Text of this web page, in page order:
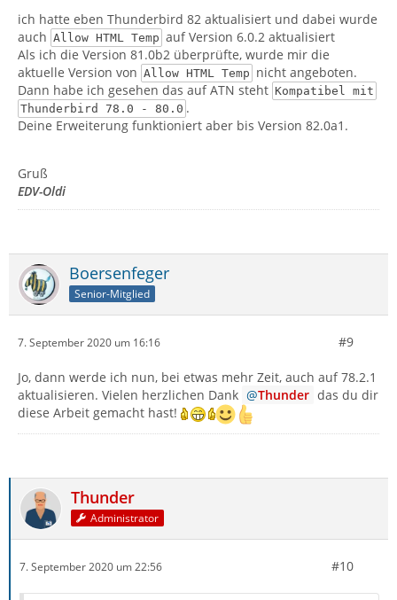
ich hatte eben Thunderbird 82 aktualisiert und dabei wurde
auch Allow HTML Temp auf Version 6.0.2 aktualisiert
Als ich die Version 81.0b2 überprüfte, wurde mir die
aktuelle Version von Allow HTML Temp nicht angeboten.
Dann habe ich gesehen das auf ATN steht Kompatibel mit
Thunderbird 78.0 - 80.0 .
Deine Erweiterung funktioniert aber bis Version 82.0a1.
Gruß
EDV-Oldi
Boersenfeger
Senior-Mitglied
7. September 2020 um 16:16 #9
Jo, dann werde ich nun, bei etwas mehr Zeit, auch auf 78.2.1
aktualisieren. Vielen herzlichen Dank
Thunder das du dir
diese Arbeit gemacht hast!
Thunder
Administrator
7. September 2020 um 22:56 #10